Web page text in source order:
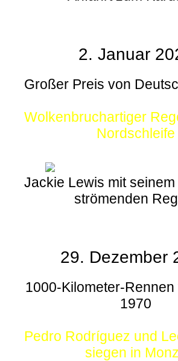
2. Januar
Großer Preis von
Wolkenbruchartiger
Nordschleife
Jackie Lewis mit
strömenden
29. Dezember
1000-Kilometer-
1970
Pedro Rodríguez und
siegen in